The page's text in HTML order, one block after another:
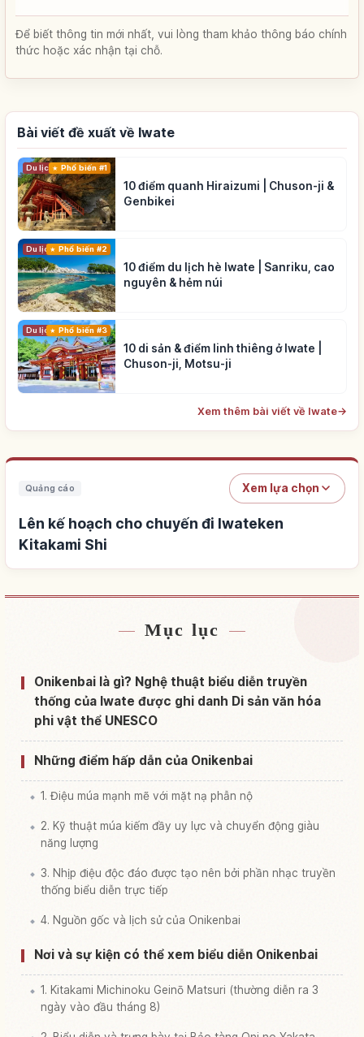
Để biết thông tin mới nhất, vui lòng tham khảo thông báo chính
thức hoặc xác nhận tại chỗ.
Bài viết đề xuất về Iwate
Du lịch Phổ biến #1
10 điểm quanh Hiraizumi | Chuson-ji &
Genbikei
Du lịch Phổ biến #2
10 điểm du lịch hè Iwate | Sanriku, cao
nguyên & hẻm núi
Du lịch Phổ biến #3
10 di sản & điểm linh thiêng ở Iwate |
Chuson-ji, Motsu-ji
Xem thêm bài viết về Iwate→
Quảng cáo Xem lựa chọn
Lên kế hoạch cho chuyến đi Iwateken
Kitakami Shi
Tìm chỗ ở gần Iwateken Kitakami Shi
Tìm trải nghiệm tại Iwateken Kitakami Shi↗
Mục lục
Onikenbai là gì? Nghệ thuật biểu diễn truyền
thống của Iwate được ghi danh Di sản văn hóa
phi vật thể UNESCO
Những điểm hấp dẫn của Onikenbai
1. Điệu múa mạnh mẽ với mặt nạ phẫn nộ
2. Kỹ thuật múa kiếm đầy uy lực và chuyển động giàu
năng lượng
3. Nhịp điệu độc đáo được tạo nên bởi phần nhạc truyền
thống biểu diễn trực tiếp
4. Nguồn gốc và lịch sử của Onikenbai
Nơi và sự kiện có thể xem biểu diễn Onikenbai
1. Kitakami Michinoku Geinō Matsuri (thường diễn ra 3
ngày vào đầu tháng 8)